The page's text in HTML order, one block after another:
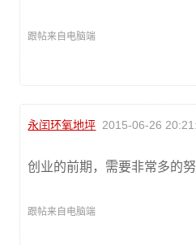
跟帖来自电脑端
永闰环氧地坪 2015-06-26
创业的前期，需要非常多的努
跟帖来自电脑端